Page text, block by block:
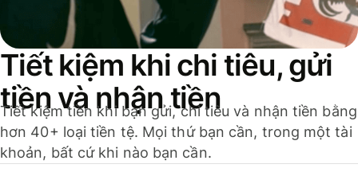
Tiết kiệm khi chi tiêu, gửi
tiền và nhận tiền
Tiết kiệm tiền khi bạn gửi, chi tiêu và nhận tiền bằng
hơn 40+ loại tiền tệ. Mọi thứ bạn cần, trong một tài
khoản, bất cứ khi nào bạn cần.